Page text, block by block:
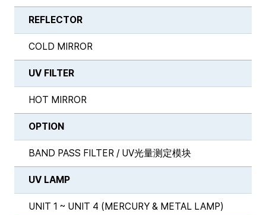
REFLECTOR
COLD MIRROR
UV FILTER
HOT MIRROR
OPTION
BAND PASS FILTER / UV光量测定模块
UV LAMP
UNIT 1 ~ UNIT 4 (MERCURY & METAL LAMP)